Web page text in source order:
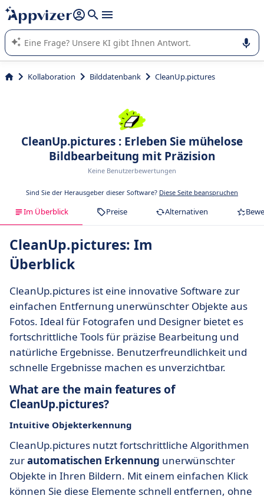
beantworten (mehrere Zeilen mit
Die KI von Appvizer führt Sie bei der Nutzung oder Auswahl
von SaaS-Software in Unternehmen.
Kollaboration Bilddatenbank CleanUp.pictures
CleanUp.pictures : Erleben Sie mühelose
Bildbearbeitung mit Präzision
Keine Benutzerbewertungen
Sind Sie der Herausgeber dieser Software? Diese Seite beanspruchen
Im Überblick Preise Alternativen
CleanUp.pictures: Im
Überblick
CleanUp.pictures ist eine innovative Software zur
einfachen Entfernung unerwünschter Objekte aus
Fotos. Ideal für Fotografen und Designer bietet es
fortschrittliche Tools für präzise Bearbeitung und
natürliche Ergebnisse. Benutzerfreundlichkeit und
schnelle Ergebnisse machen es unverzichtbar.
What are the main features of
CleanUp.pictures?
Intuitive Objekterkennung
CleanUp.pictures nutzt fortschrittliche Algorithmen
zurautomatischen Erkennung unerwünschter
Objekte in Ihren Bildern. Mit einem einfachen Klick
können Sie diese Elemente schnell entfernen, ohne